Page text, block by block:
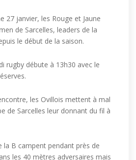
27 janvier, les Rouge et Jaune
de Sarcelles, leaders de la
le début de la saison.
rugby débute à 13h30 avec le
les Ovillois mettent à mal
de Sarcelles leur donnant du fil à
la B campent pendant près de
les 40 mètres adversaires mais